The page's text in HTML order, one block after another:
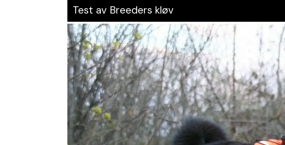
Test av Breeders kløv